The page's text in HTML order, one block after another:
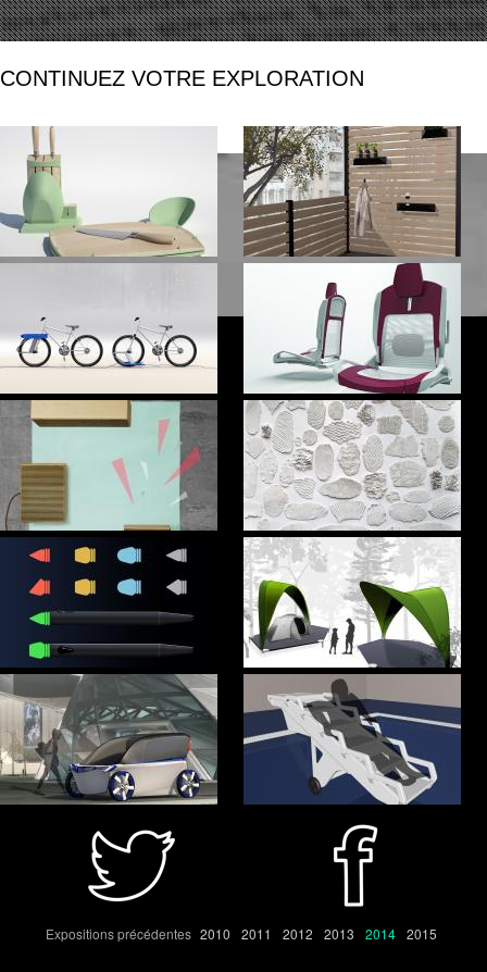
CONTINUEZ VOTRE EXPLORATION
Expositions précédentes 2010 2011 2012 2013 2014 2015